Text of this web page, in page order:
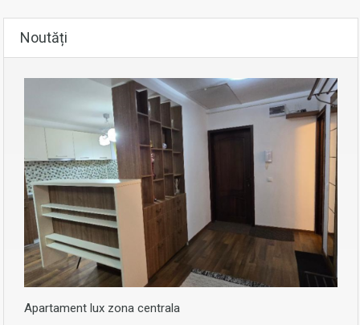
Noutăți
Apartament lux zona centrala